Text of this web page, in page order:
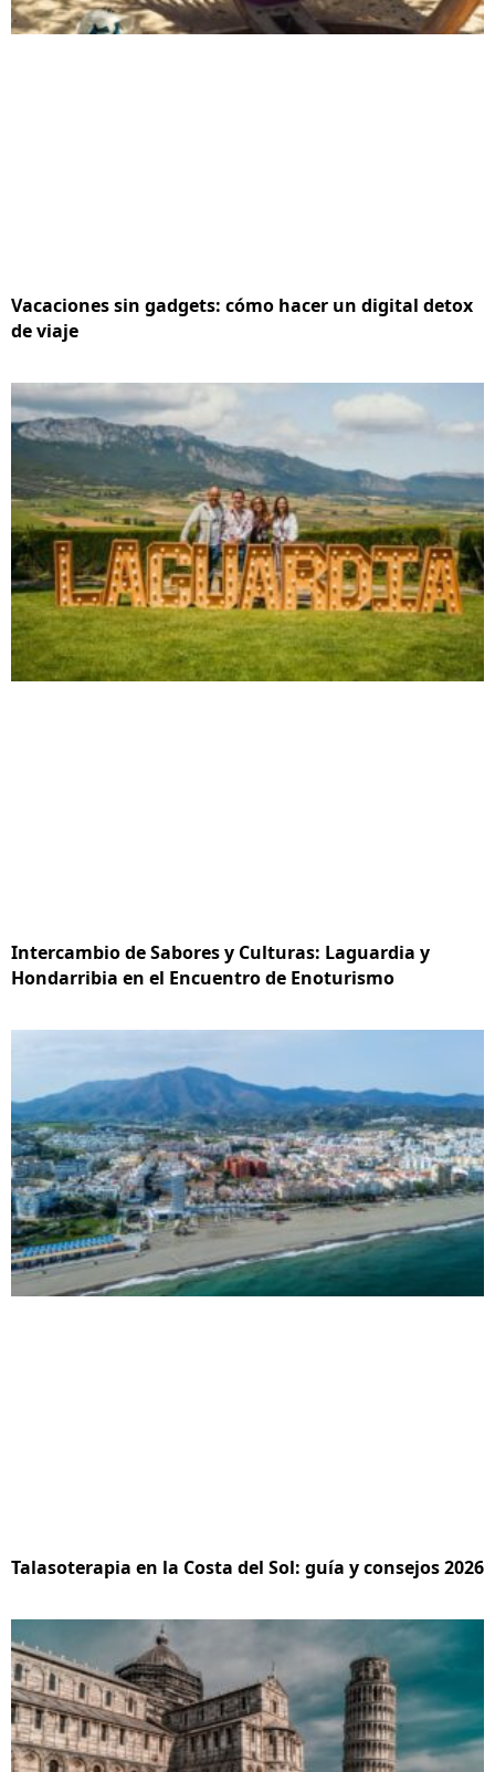
Vacaciones sin gadgets: cómo hacer un digital detox
de viaje
Intercambio de Sabores y Culturas: Laguardia y
Hondarribia en el Encuentro de Enoturismo
Talasoterapia en la Costa del Sol: guía y consejos 2026